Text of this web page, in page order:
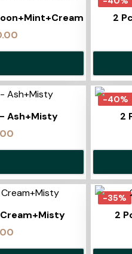
2
Ash+Misty
-40%
2
-35%
2